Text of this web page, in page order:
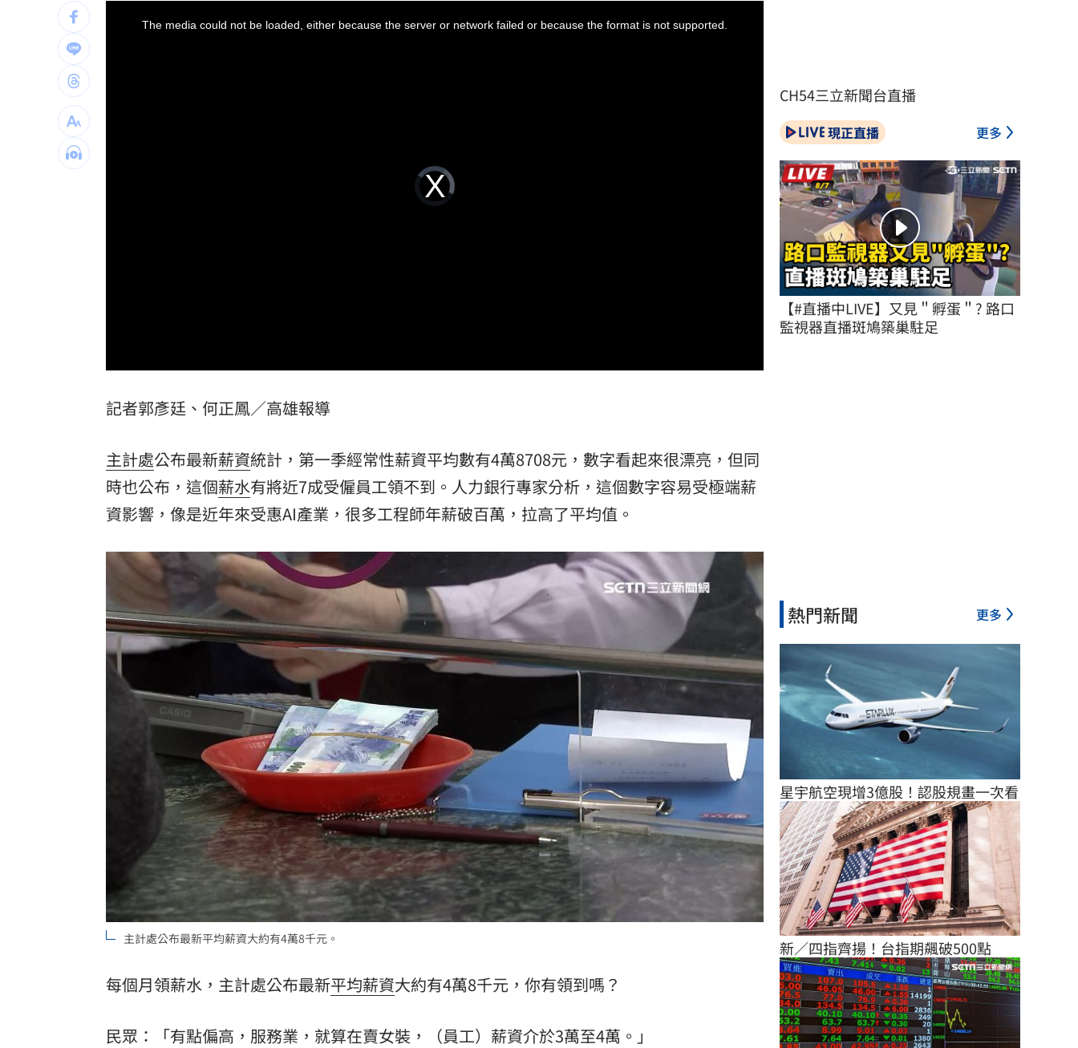
台玻千金為何不回台 徐莉玲這件事成關鍵 15:42
Video
Player
loading.
The media could not be loaded, either because the server or network failed or because the format is not supported.
記者郭彥廷、何正鳳／高雄報導
主計處公布最新薪資統計，第一季經常性薪資平均數有4萬8708元，數字看起來很漂亮，但同
時也公布，這個薪水有將近7成受僱員工領不到。人力銀行專家分析，這個數字容易受極端薪
資影響，像是近年來受惠AI產業，很多工程師年薪破百萬，拉高了平均值。
主計處公布最新平均薪資大約有4萬8千元。
每個月領薪水，主計處公布最新平均薪資大約有4萬8千元，你有領到嗎？
民眾：「有點偏高，服務業，就算在賣女裝，（員工）薪資介於3萬至4萬。」
CH54三立新聞台直播
現正直播 更多
【#直播中LIVE】又見＂孵蛋＂? 路口
監視器直播斑鳩築巢駐足
熱門新聞 更多
星宇航空現增3億股！認股規畫一次看
新／四指齊揚！台指期飆破500點